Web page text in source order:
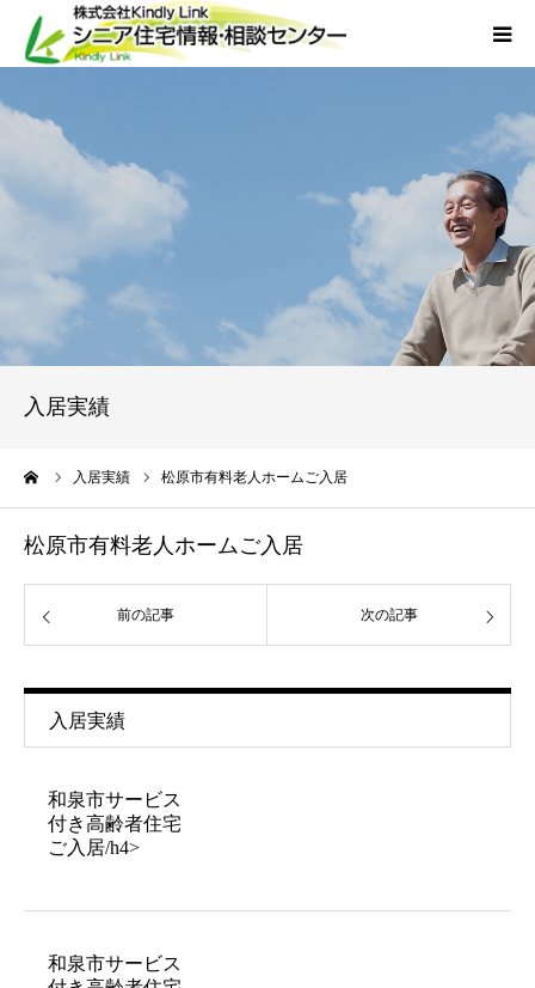
入居実績
入居実績 松原市有料老人ホームご入居
松原市有料老人ホームご入居
前の記事 次の記事
入居実績
和泉市サービス
付き高齢者住宅
ご入居/h4>
和泉市サービス
当社について
外国人人材採用
お問い合わせ